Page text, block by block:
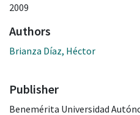
2009
Authors
Brianza Díaz, Héctor
Publisher
Benemérita Universidad